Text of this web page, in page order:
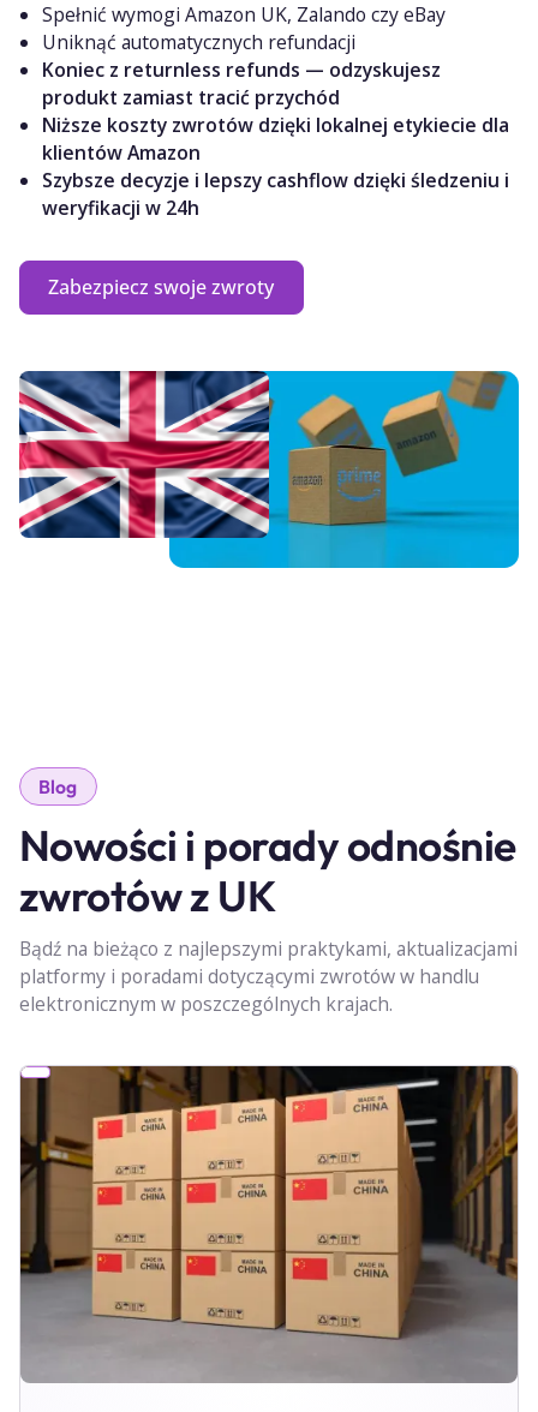
Spełnić wymogi Amazon UK, Zalando czy eBay
Uniknąć automatycznych refundacji
Koniec z returnless refunds — odzyskujesz
produkt zamiast tracić przychód
Niższe koszty zwrotów dzięki lokalnej etykiecie dla
klientów Amazon
Szybsze decyzje i lepszy cashflow dzięki śledzeniu i
weryfikacji w 24h
Zabezpiecz swoje zwroty
Blog
Nowości i porady odnośnie
zwrotów z UK
Bądź na bieżąco z najlepszymi praktykami, aktualizacjami
platformy i poradami dotyczącymi zwrotów w handlu
elektronicznym w poszczególnych krajach.